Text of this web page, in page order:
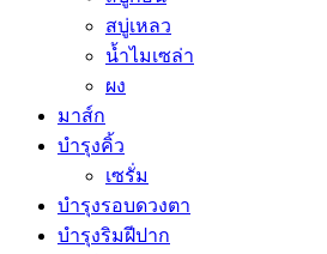
สบู่เหลว
น้ำไมเซล่า
ผง
มาส์ก
บำรุงคิ้ว
เซรั่ม
บำรุงรอบดวงตา
บำรุงริมฝีปาก